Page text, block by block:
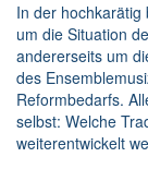
In der hochkarätig
um die Situation
andererseits um
des
Reformbedarfs.
selbst: Welche
weiterentwickelt